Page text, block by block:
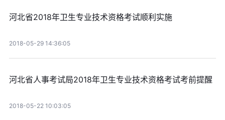
河北省2018年卫生专业技术资格考试顺利实施
2018-05-29 14:36:05
河北省人事考试局2018年卫生专业技术资格考试考前提醒
2018-05-22 10:03:05